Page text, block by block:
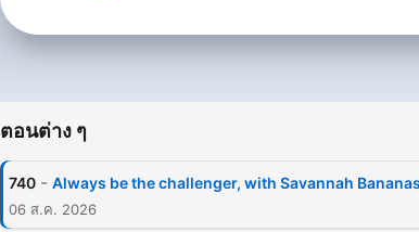
navigating
enterprise.
ตอนต่าง ๆ
740 - Always be the challenger, with Savannah
06 ส.ค. 2026